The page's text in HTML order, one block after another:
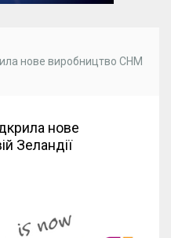
нове виробництво СНМ
нове
Зеландії